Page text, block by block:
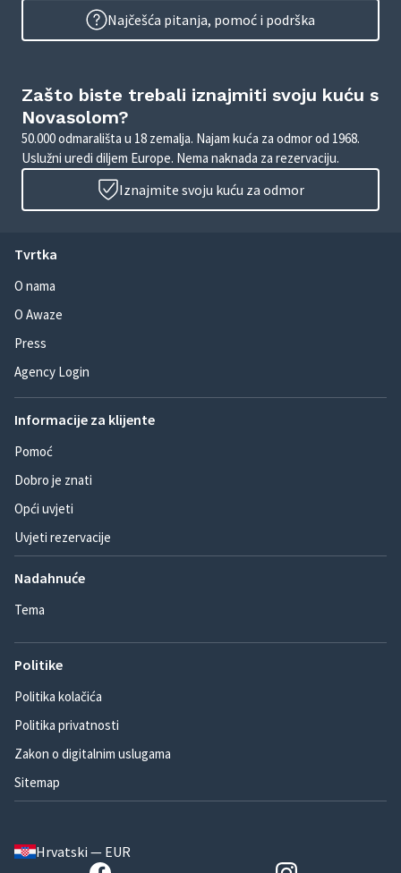
Najčešća pitanja, pomoć i podrška
Zašto biste trebali iznajmiti svoju kuću s
Novasolom?
50.000 odmarališta u 18 zemalja. Najam kuća za odmor od 1968.
Uslužni uredi diljem Europe. Nema naknada za rezervaciju.
Iznajmite svoju kuću za odmor
Tvrtka
O nama
O Awaze
Press
Agency Login
Informacije za klijente
Pomoć
Dobro je znati
Opći uvjeti
Uvjeti rezervacije
Nadahnuće
Tema
Politike
Politika kolačića
Politika privatnosti
Zakon o digitalnim uslugama
Sitemap
Hrvatski — EUR